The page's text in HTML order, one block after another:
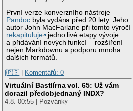
První verze konverzního nástroje
Pandoc byla vydána před 20 lety. Jeho
autor John MacFarlane při tomto výročí
rekapituluje
jednotlivé etapy vývoje
a přidávání nových funkcí – rozšíření
nejen Markdownu a podporu mnoha
dalších formátů.
|🇵🇸 | Komentářů: 0
Virtuální Bastlírna vol. 65: Už vám
dorazil předobjednaný INDX?
4.8. 00:55 | Pozvánky